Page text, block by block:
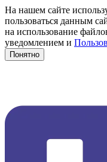
На нашем сайте
пользоваться данным
на использование
уведомлением и
Понятно